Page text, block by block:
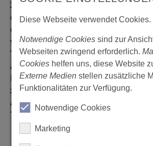
Zahnärzte, die sich zum Thema
der eigenen Praxis informieren
dem Weg in die Selbständigkeit
vor kurzem niedergelassen haben.
Tagesablauf entnehmen Sie dem
Anmeldeformular finden Siehier
Informationen stellen wir auf
zur Verfügung. Wir empfehlen eine
Anmeldung, da nur ein begrenztes
Teilnahmekontingent besteht.
Diese Webseite verwendet Cookies.
Notwendige Cookiessind zur
Webseiten zwingend erforderlich.
Cookies helfen uns, diese Website
Externe Medienstellen zusätzliche
Funktionalitäten zur Verfügung.
Notwendige Cookies
Marketing